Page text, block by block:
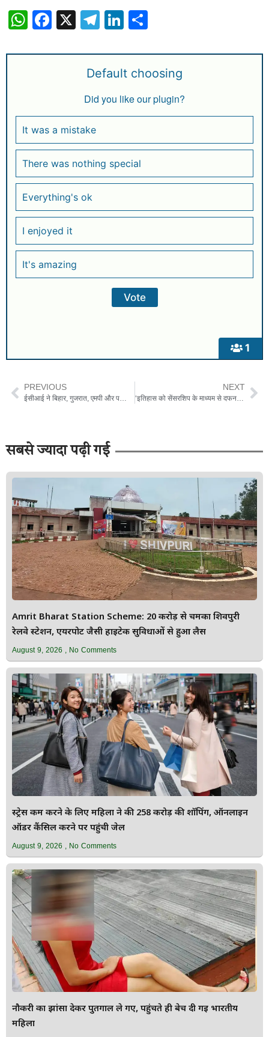
W
at
p
p
F
c
o
o
k
X T
e
g
ra
m
Li
k
e
dI
n
ar
e
1
Default choosing
Did you like our plugin?
It was a mistake
There was nothing special
Everything's ok
I enjoyed it
It's amazing
PREVIOUS
ईसीआई ने बिहार, गुजरात, एमपी और पश्चिम बंगाल में 6 सीटों के लिए उपचुनाव की अधिसूचना जारी की
NEXT
‘इतिहास को सेंसरशिप के माध्यम से दफन नहीं किया जाना चाहिए’: पंजाब के नेताओं ने सतलुज के ZEE5 को हटाने की निंदा की
सबसे ज्यादा पढ़ी गई
Amrit Bharat Station Scheme: 20 करोड़ से चमका शिवपुरी
रेलवे स्टेशन, एयरपोर्ट जैसी हाईटेक सुविधाओं से हुआ लैस
August 9, 2026 No Comments
स्ट्रेस कम करने के लिए महिला ने की ₹258 करोड़ की शॉपिंग, ऑनलाइन
ऑर्डर कैंसिल करने पर पहुंची जेल
August 9, 2026 No Comments
नौकरी का झांसा देकर पुर्तगाल ले गए, पहुंचते ही बेच दी गई भारतीय
महिला